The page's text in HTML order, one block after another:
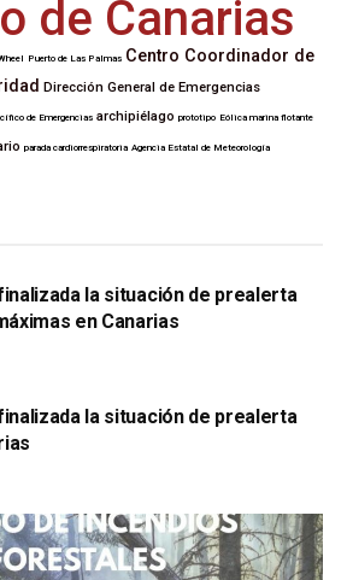
de Canarias
Puerto de Las Palmas Centro Coordinador de
Dirección General de Emergencias
de Emergencias archipiélago prototipo Eólica marina flotante
parada cardiorrespiratoria Agencia Estatal de Meteorología
la situación de prealerta
en Canarias
la situación de prealerta